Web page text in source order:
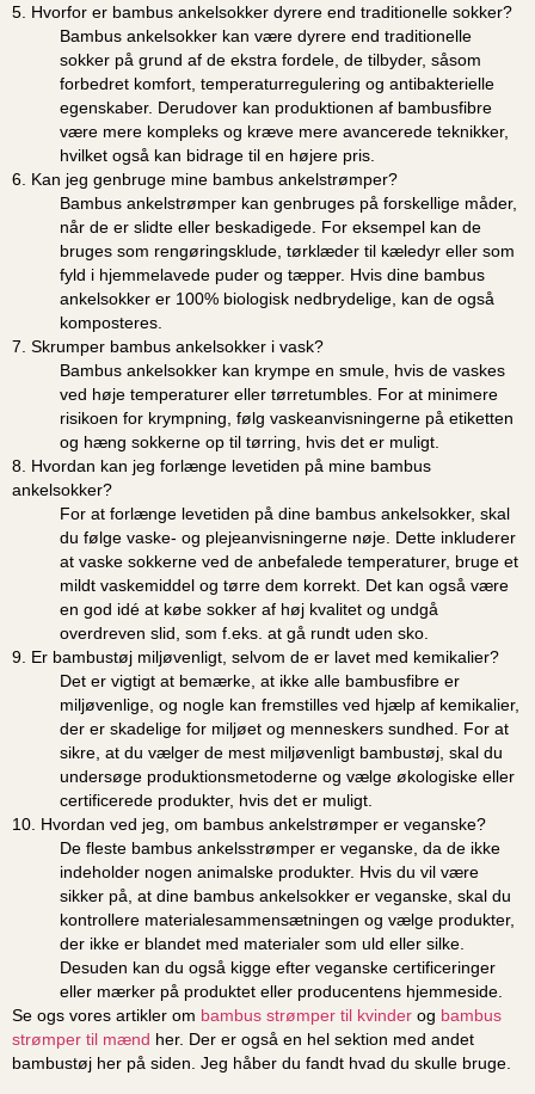
5. Hvorfor er bambus ankelsokker dyrere end traditionelle sokker?
Bambus ankelsokker kan være dyrere end traditionelle
sokker på grund af de ekstra fordele, de tilbyder, såsom
forbedret komfort, temperaturregulering og antibakterielle
egenskaber. Derudover kan produktionen af bambusfibre
være mere kompleks og kræve mere avancerede teknikker,
hvilket også kan bidrage til en højere pris.
6. Kan jeg genbruge mine bambus ankelstrømper?
Bambus ankelstrømper kan genbruges på forskellige måder,
når de er slidte eller beskadigede. For eksempel kan de
bruges som rengøringsklude, tørklæder til kæledyr eller som
fyld i hjemmelavede puder og tæpper. Hvis dine bambus
ankelsokker er 100% biologisk nedbrydelige, kan de også
komposteres.
7. Skrumper bambus ankelsokker i vask?
Bambus ankelsokker kan krympe en smule, hvis de vaskes
ved høje temperaturer eller tørretumbles. For at minimere
risikoen for krympning, følg vaskeanvisningerne på etiketten
og hæng sokkerne op til tørring, hvis det er muligt.
8. Hvordan kan jeg forlænge levetiden på mine bambus
ankelsokker?
For at forlænge levetiden på dine bambus ankelsokker, skal
du følge vaske- og plejeanvisningerne nøje. Dette inkluderer
at vaske sokkerne ved de anbefalede temperaturer, bruge et
mildt vaskemiddel og tørre dem korrekt. Det kan også være
en god idé at købe sokker af høj kvalitet og undgå
overdreven slid, som f.eks. at gå rundt uden sko.
9. Er bambustøj miljøvenligt, selvom de er lavet med kemikalier?
Det er vigtigt at bemærke, at ikke alle bambusfibre er
miljøvenlige, og nogle kan fremstilles ved hjælp af kemikalier,
der er skadelige for miljøet og menneskers sundhed. For at
sikre, at du vælger de mest miljøvenligt bambustøj, skal du
undersøge produktionsmetoderne og vælge økologiske eller
certificerede produkter, hvis det er muligt.
10. Hvordan ved jeg, om bambus ankelstrømper er veganske?
De fleste bambus ankelsstrømper er veganske, da de ikke
indeholder nogen animalske produkter. Hvis du vil være
sikker på, at dine bambus ankelsokker er veganske, skal du
kontrollere materialesammensætningen og vælge produkter,
der ikke er blandet med materialer som uld eller silke.
Desuden kan du også kigge efter veganske certificeringer
eller mærker på produktet eller producentens hjemmeside.
Se ogs vores artikler om bambus strømper til kvinder og bambus
strømper til mænd her. Der er også en hel sektion med andet
bambustøj her på siden. Jeg håber du fandt hvad du skulle bruge.